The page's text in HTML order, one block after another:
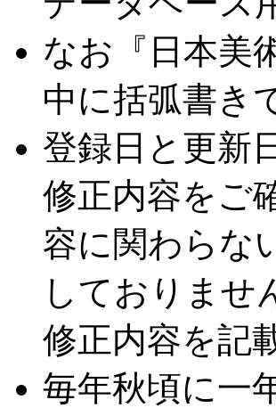
なお『日本美
中に括弧書き
登録日と更新
修正内容をご
容に関わらな
しておりませ
修正内容を記
毎年秋頃に一